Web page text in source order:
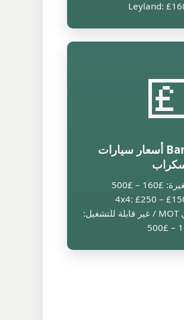
Leyland:
Bamber Bridge أسعار سيارات
– £500
🛻 سيارات فشلت في MOT / غير قابلة للتشغيل: